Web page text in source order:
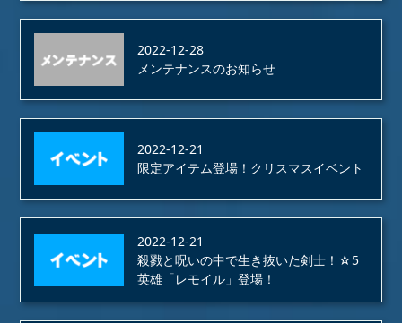
2022-12-28
メンテナンスのお知らせ
2022-12-21
限定アイテム登場！クリスマスイベント
2022-12-21
殺戮と呪いの中で生き抜いた剣士！☆5
英雄「レモイル」登場！